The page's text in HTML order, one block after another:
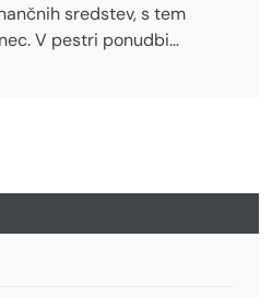
sredstev, s tem
V pestri ponudbi…